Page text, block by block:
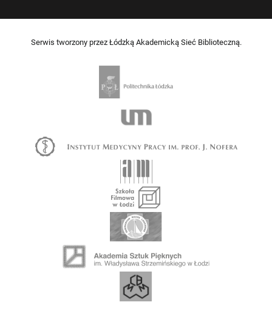
Serwis tworzony przez Łódzką Akademicką Sieć Biblioteczną.